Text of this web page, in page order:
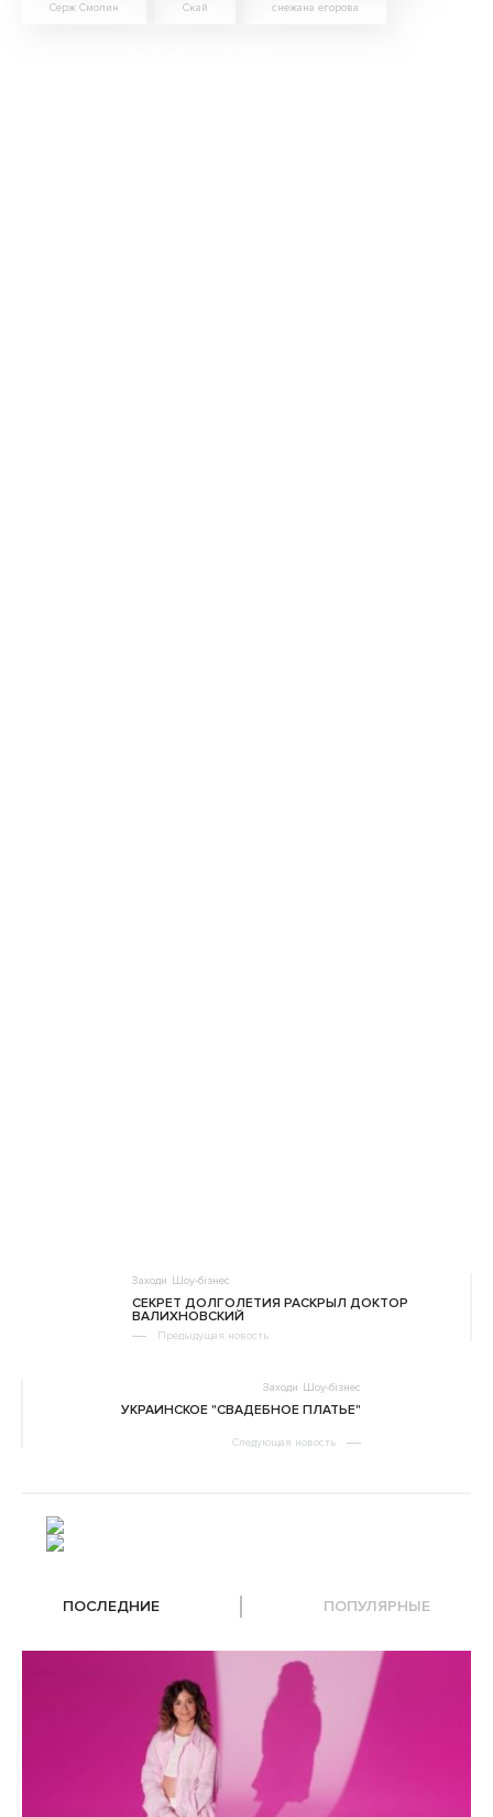
Серж Смолин Скай снежана егорова
Заходи Шоу-бізнес
СЕКРЕТ ДОЛГОЛЕТИЯ РАСКРЫЛ ДОКТОР
ВАЛИХНОВСКИЙ
Предыдущая новость
Заходи Шоу-бізнес
УКРАИНСКОЕ "СВАДЕБНОЕ ПЛАТЬЕ"
Следующая новость
ПОСЛЕДНИЕ ПОПУЛЯРНЫЕ